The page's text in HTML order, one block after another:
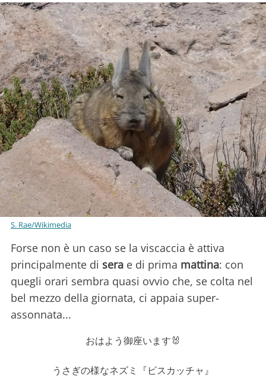
S. Rae/Wikimedia
Forse non è un caso se la viscaccia è attiva
principalmente di sera e di prima mattina: con
quegli orari sembra quasi ovvio che, se colta nel
bel mezzo della giornata, ci appaia super-
assonnata...
おはよう御座います🐰
うさぎの様なネズミ『ビスカッチャ』